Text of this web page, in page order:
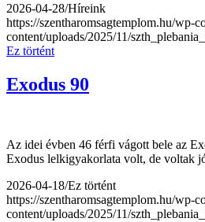
2026-04-28/Híreink
https://szentharomsagtemplom.hu/wp-
content/uploads/2025/11/
Ez történt
Exodus 90
Az idei évben 46 férfi vágott bele az
Exodus lelkigyakorlata volt, de voltak
2026-04-18/Ez történt
https://szentharomsagtemplom.hu/wp-
content/uploads/2025/11/